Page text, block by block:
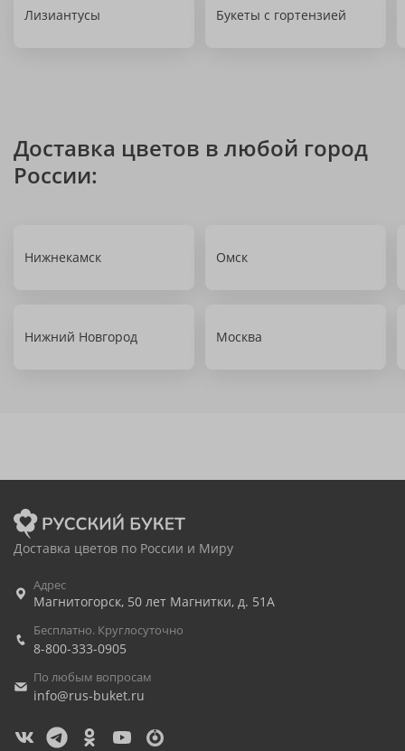
Лизиантусы Букеты с гортензией
Доставка цветов в любой город
России:
Нижнекамск Омск
Нижний Новгород Москва
Доставка цветов по России и Миру
Адрес
Магнитогорск, 50 лет Магнитки, д. 51А
Бесплатно. Круглосуточно
8-800-333-0905
По любым вопросам
info@rus-buket.ru